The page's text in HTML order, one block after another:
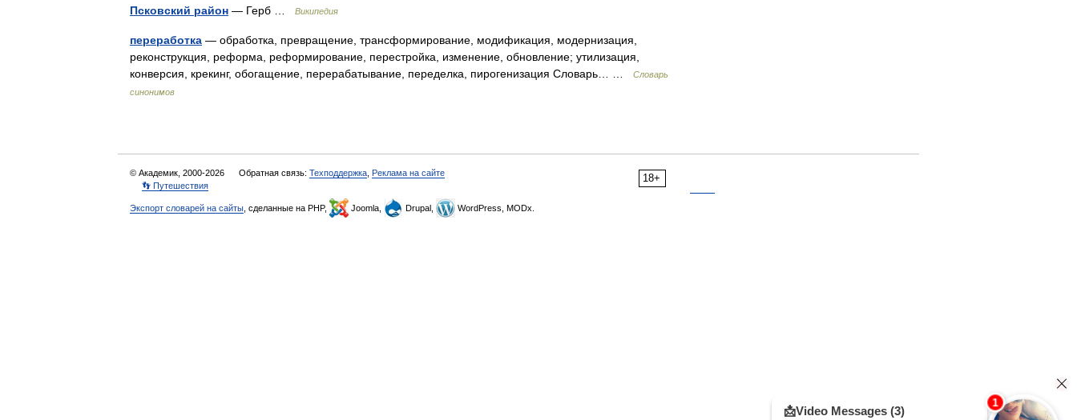
Псковский район — Герб … Википедия
переработка — обработка, превращение, трансформирование, модификация, модернизация,
реконструкция, реформа, реформирование, перестройка, изменение, обновление; утилизация,
конверсия, крекинг, обогащение, перерабатывание, переделка, пирогенизация Словарь… …
Словарь
синонимов
18+
© Академик, 2000-2026 Обратная связь: Техподдержка Реклама на сайте
👣 Путешествия
Экспорт словарей на сайты , сделанные на PHP, Joomla, Drupal, WordPress, MODx.